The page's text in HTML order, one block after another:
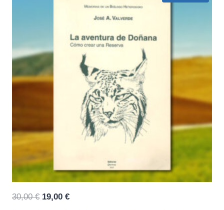
30,00€ El
19,00 €El